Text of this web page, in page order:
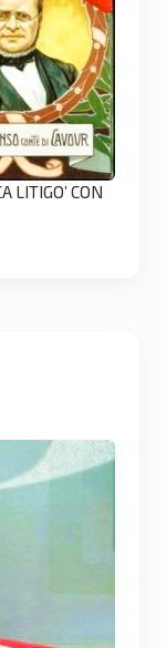
LITIGO’ CON